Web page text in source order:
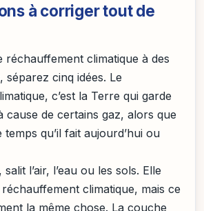
à corriger tout de
réchauffement climatique à des
séparez cinq idées. Le
c’est la Terre qui garde
cause de certains gaz, alors que
qu’il fait aujourd’hui ou
l’air, l’eau ou les sols. Elle
climatique, mais ce
la même chose. La couche